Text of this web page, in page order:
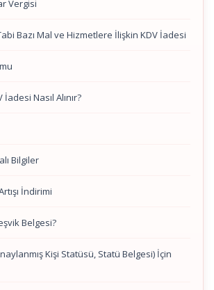
Vergisi
Bazı Mal ve Hizmetlere İlişkin KDV İadesi
Nasıl Alınır?
Bilgiler
İndirimi
Belgesi?
Kişi Statüsü, Statü Belgesi) İçin